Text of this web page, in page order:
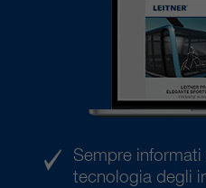
Sempre
tecnologia degli